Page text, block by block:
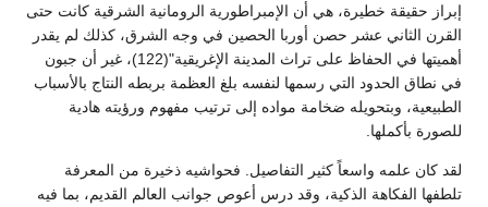
إبراز حقيقة خطيرة، هي أن الإمبراطورية الرومانية الشرقية كانت حتى
القرن الثاني عشر حصن أوربا الحصين في وجه الشرق، كذلك لم يقدر
أهميتها في الحفاظ على تراث المدينة الإغريقية"(122)، غير أن جبون
في نطاق الحدود التي رسمها لنفسه بلغ العظمة بربطه النتاج بالأسباب
الطبيعية، وبتحويله ضخامة مواده إلى ترتيب مفهوم ورؤيته هادية
للصورة بأكملها.
لقد كان علمه واسعاً كثير التفاصيل. فحواشيه ذخيرة من المعرفة
تلطفها الفكاهة الذكية، وقد درس أعوص جوانب العالم القديم، بما فيه